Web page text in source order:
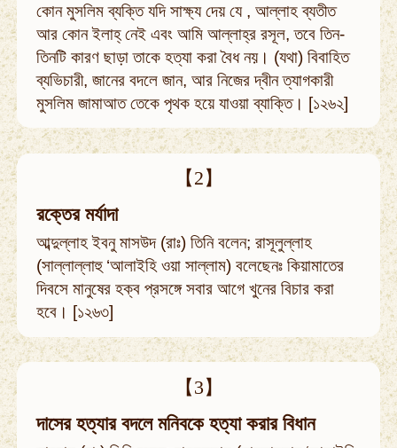
কোন মুসলিম ব্যক্তি যদি সাক্ষ্য দেয় যে , আল্লাহ ব্যতীত
আর কোন ইলাহ্ নেই এবং আমি আল্লাহ্‌র রসূল, তবে তিন-
তিনটি কারণ ছাড়া তাকে হত্যা করা বৈধ নয়। (যথা) বিবাহিত
ব্যভিচারী, জানের বদলে জান, আর নিজের দ্বীন ত্যাগকারী
মুসলিম জামাআত তেকে পৃথক হয়ে যাওয়া ব্যাক্তি। [১২৬২]
【2】
রক্তের মর্যাদা
আব্দুল্লাহ ইবনু মাসউদ (রাঃ) তিনি বলেন; রাসূলুল্লাহ
(সাল্লাল্লাহু ‘আলাইহি ওয়া সাল্লাম) বলেছেনঃ কিয়ামাতের
দিবসে মানুষের হক্ব প্রসঙ্গে সবার আগে খুনের বিচার করা
হবে। [১২৬৩]
【3】
দাসের হত্যার বদলে মনিবকে হত্যা করার বিধান